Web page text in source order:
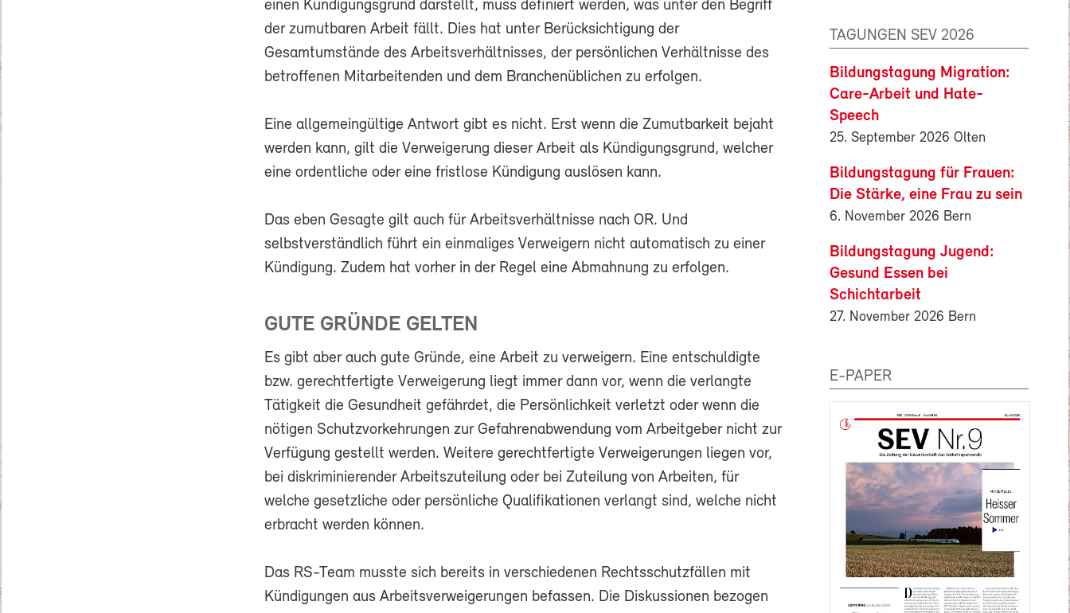
einen Kündigungsgrund darstellt, muss definiert werden, was unter den Begriff
der zumutbaren Arbeit fällt. Dies hat unter Berücksichtigung der
Gesamtumstände des Arbeitsverhältnisses, der persönlichen Verhältnisse des
betroffenen Mitarbeitenden und dem Branchenüblichen zu erfolgen.
Eine allgemeingültige Antwort gibt es nicht. Erst wenn die Zumutbarkeit bejaht
werden kann, gilt die Verweigerung dieser Arbeit als Kündigungsgrund, welcher
eine ordentliche oder eine fristlose Kündigung auslösen kann.
Das eben Gesagte gilt auch für Arbeitsverhältnisse nach OR. Und
selbstverständlich führt ein einmaliges Verweigern nicht automatisch zu einer
Kündigung. Zudem hat vorher in der Regel eine Abmahnung zu erfolgen.
GUTE GRÜNDE GELTEN
Es gibt aber auch gute Gründe, eine Arbeit zu verweigern. Eine entschuldigte
bzw. gerechtfertigte Verweigerung liegt immer dann vor, wenn die verlangte
Tätigkeit die Gesundheit gefährdet, die Persönlichkeit verletzt oder wenn die
nötigen Schutzvorkehrungen zur Gefahrenabwendung vom Arbeitgeber nicht zur
Verfügung gestellt werden. Weitere gerechtfertigte Verweigerungen liegen vor,
bei diskriminierender Arbeitszuteilung oder bei Zuteilung von Arbeiten, für
welche gesetzliche oder persönliche Qualifikationen verlangt sind, welche nicht
erbracht werden können.
Das RS-Team musste sich bereits in verschiedenen Rechtsschutzfällen mit
Kündigungen aus Arbeitsverweigerungen befassen. Die Diskussionen bezogen
TAGUNGEN SEV 2026
Bildungstagung Migration:
Care-Arbeit und Hate-
Speech
25. September 2026 Olten
Bildungstagung für Frauen:
Die Stärke, eine Frau zu sein
6. November 2026 Bern
Bildungstagung Jugend:
Gesund Essen bei
Schichtarbeit
27. November 2026 Bern
E-PAPER